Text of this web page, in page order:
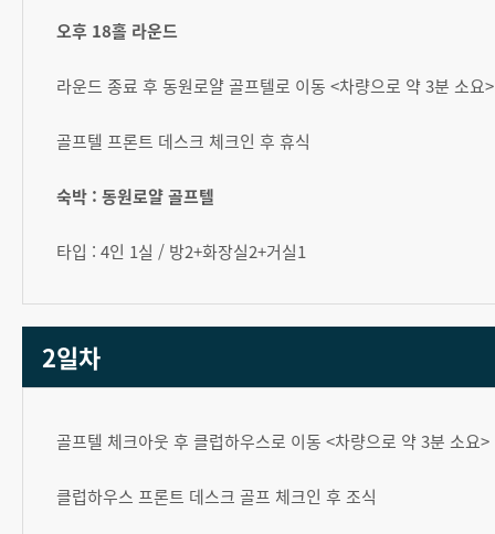
오후 18홀 라운드
라운드 종료 후 동원로얄 골프텔로 이동 <차량으로 약 3분 소요>
골프텔 프론트 데스크 체크인 후 휴식
숙박 : 동원로얄 골프텔
타입 : 4인 1실 / 방2+화장실2+거실1
2일차
골프텔 체크아웃 후 클럽하우스로 이동 <차량으로 약 3분 소요>
클럽하우스 프론트 데스크 골프 체크인 후 조식